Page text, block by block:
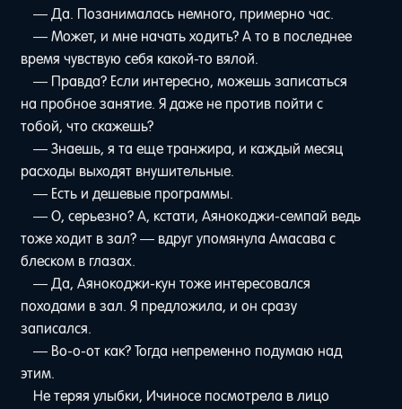
— Да. Позанималась немного, примерно час.
— Может, и мне начать ходить? А то в последнее
время чувствую себя какой-то вялой.
— Правда? Если интересно, можешь записаться
на пробное занятие. Я даже не против пойти с
тобой, что скажешь?
— Знаешь, я та еще транжира, и каждый месяц
расходы выходят внушительные.
— Есть и дешевые программы.
— О, серьезно? А, кстати, Аянокоджи-семпай ведь
тоже ходит в зал? — вдруг упомянула Амасава с
блеском в глазах.
— Да, Аянокоджи-кун тоже интересовался
походами в зал. Я предложила, и он сразу
записался.
— Во-о-от как? Тогда непременно подумаю над
этим.
Не теряя улыбки, Ичиносе посмотрела в лицо